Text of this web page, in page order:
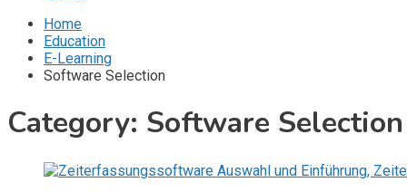
Home
Education
E-Learning
Software Selection
Category: Software Selection